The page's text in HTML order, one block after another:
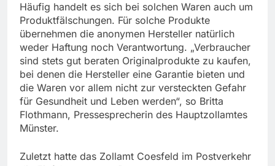
Häufig handelt es sich bei solchen Waren auch um
Produktfälschungen. Für solche Produkte
übernehmen die anonymen Hersteller natürlich
weder Haftung noch Verantwortung. „Verbraucher
sind stets gut beraten Originalprodukte zu kaufen,
bei denen die Hersteller eine Garantie bieten und
die Waren vor allem nicht zur versteckten Gefahr
für Gesundheit und Leben werden“, so Britta
Flothmann, Pressesprecherin des Hauptzollamtes
Münster.
Zuletzt hatte das Zollamt Coesfeld im Postverkehr